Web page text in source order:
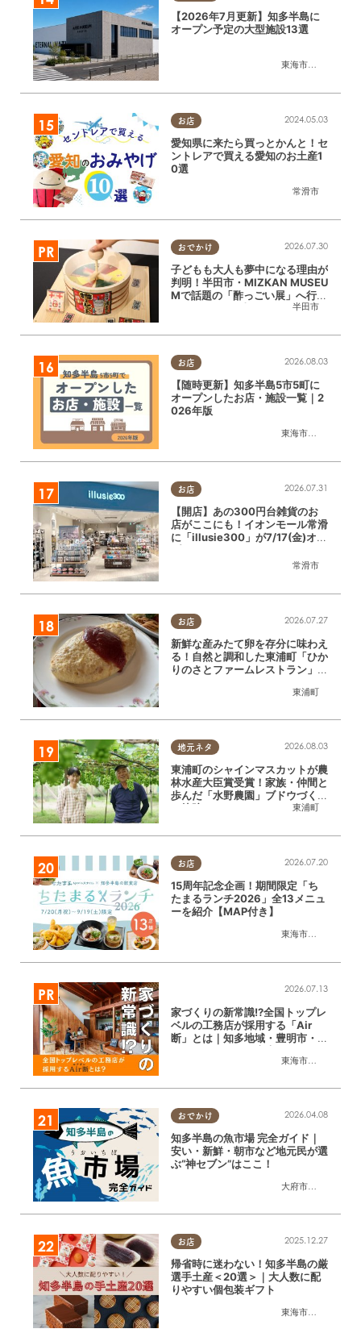
東海市
,大府市
【2026年7月更新】知多半島に
オープン予定の大型施設13選
お店
常滑市
2024.05.03
愛知県に来たら買っとかんと！セ
ントレアで買える愛知のお土産1
0選
おでかけ
半田市
2026.07.30
子どもも大人も夢中になる理由が
判明！半田市・MIZKAN MUSEU
Mで話題の「酢っごい展」へ行っ
てみた｜7/25(土)～8/30(日)／
お店
東海市
,大府市
2026.08.03
【随時更新】知多半島5市5町に
オープンしたお店・施設一覧｜2
026年版
お店
常滑市
2026.07.31
【開店】あの300円台雑貨のお
店がここにも！イオンモール常滑
に「illusie300」が7/17(金)オー
お店
東浦町
2026.07.27
新鮮な産みたて卵を存分に味わえ
る！自然と調和した東浦町「ひか
りのさとファームレストラン」に
地元ネタ
東浦町
2026.08.03
東浦町のシャインマスカットが農
林水産大臣賞受賞！家族・仲間と
歩んだ「水野農園」ブドウづくり
の軌跡
お店
東海市大府市
2026.07.20
15周年記念企画！期間限定「ち
たまるランチ2026」全13メニュ
ーを紹介【MAP付き】
東海市大府市
2026.07.13
家づくりの新常識!?全国トップレ
ベルの工務店が採用する「Air
断」とは｜知多地域・豊明市・緑
区ほか／ちたまる広告
おでかけ
大府市半田市
2026.04.08
知多半島の魚市場 完全ガイド｜
安い・新鮮・朝市など地元民が選
ぶ“神セブン”はここ！
お店
東海市
,大府市
2025.12.27
帰省時に迷わない！知多半島の厳
選手土産＜20選＞｜大人数に配
りやすい個包装ギフト